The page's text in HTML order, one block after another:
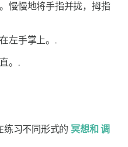
慢慢地将手指并拢，拇指
左手掌上。.
。.
练习不同形式的 冥想和调